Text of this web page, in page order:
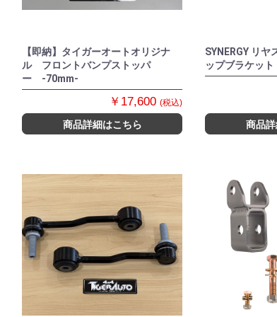
【即納】タイガーオートオリジナ
ル フロントバンプストッパ
ー -70mm-
￥17,600(税込)
商品詳細はこちら
SYNERGY リ
ップブラケッ
商品